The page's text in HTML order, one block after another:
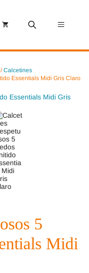
Menú
/Calcetines
Essentials Midi Gris Claro
5
Midi